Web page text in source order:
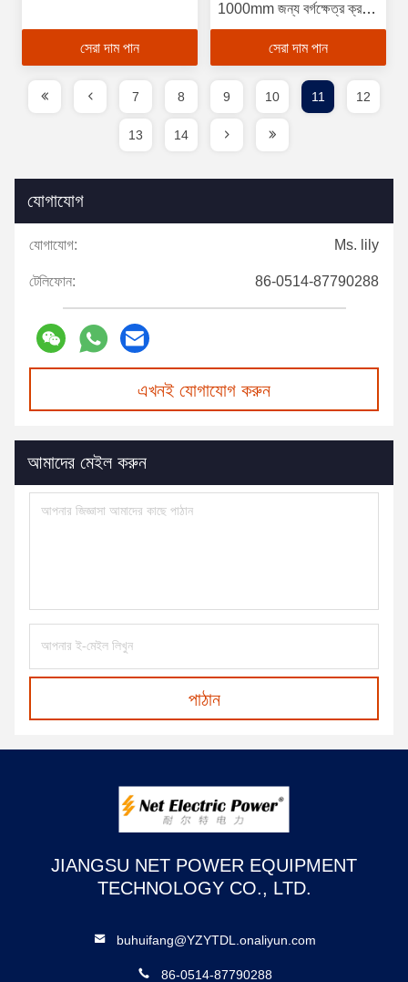
সেরা দাম পান
1000mm জন্য বর্গক্ষেত্র ক্রস
বিভাগ
সেরা দাম পান
7 8 9 10 11 12
13 14
যোগাযোগ
যোগাযোগ: Ms. lily
টেলিফোন: 86-0514-87790288
এখনই যোগাযোগ করুন
আমাদের মেইল করুন
পাঠান
JIANGSU NET POWER EQUIPMENT
TECHNOLOGY CO., LTD.
buhuifang@YZYTDL.onaliyun.com
86-0514-87790288